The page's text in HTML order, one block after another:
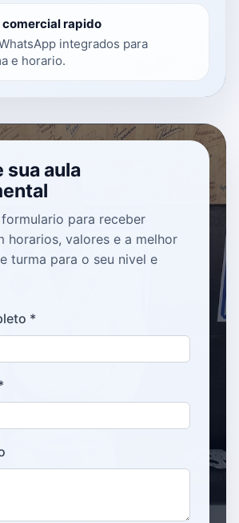
rapido
integrados para
e horario.
sua aula
para receber
horarios, valores e a melhor
turma para o seu nivel e
*